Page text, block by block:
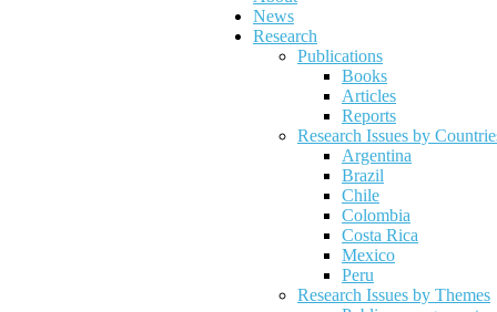
News
Research
Publications
Books
Articles
Reports
Research Issues by
Argentina
Brazil
Chile
Colombia
Costa Rica
Mexico
Peru
Research Issues by Themes